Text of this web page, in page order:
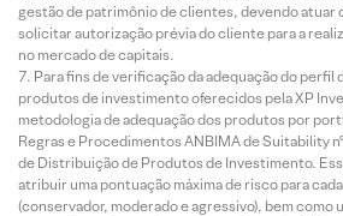
gestão de patrimônio de clientes, devendo atuar
solicitar autorização prévia do cliente para a
no mercado de capitais.
Para fins de verificação da adequação do
produtos de investimento oferecidos pela XP
metodologia de adequação dos produtos por
Regras e Procedimentos ANBIMA de Suitability
de Distribuição de Produtos de Investimento.
atribuir uma pontuação máxima de risco para
(conservador, moderado e agressivo), bem como